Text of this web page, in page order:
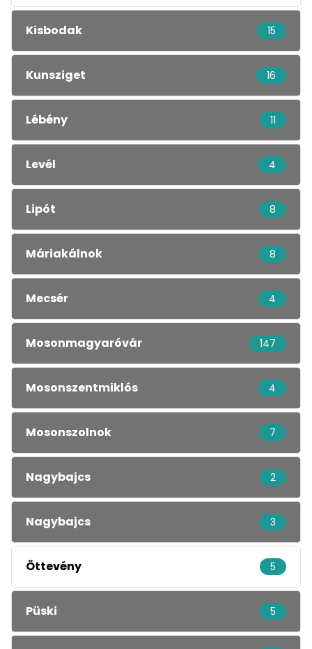
Kisbodak 15
Kunsziget 16
Lébény 11
Levél 4
Lipót 8
Máriakálnok 8
Mecsér 4
Mosonmagyaróvár 147
Mosonszentmiklós 4
Mosonszolnok 7
Nagybajcs 2
Nagybajcs 3
Öttevény 5
Püski 5